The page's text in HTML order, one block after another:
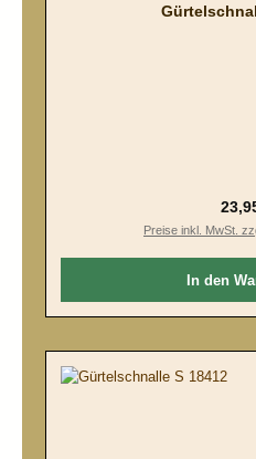
Preise inkl. MwSt.
In den